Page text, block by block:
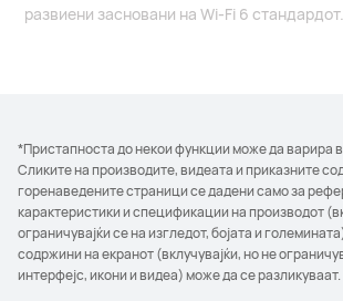
развиени засновани на Wi-Fi 6 стандардот.
*Пристапноста до некои функции може да варира
Сликите на производите, видеата и приказните
горенаведените страници се дадени само за
карактеристики и спецификации на производот
ограничувајќи се на изгледот, бојата и
содржини на екранот (вклучувајќи, но не
интерфејс, икони и видеа) може да се разликуваат.